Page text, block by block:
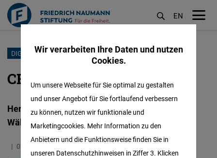
Direkt
Inhalt
EN
DIGITALE WÄHRUNG
CBDC in Vietnam
Herausforderungen bei der Einführung digitaler
Währungen durch die Zentralbank
07.02.2023
Wir verarbeiten Ihre Daten und nutzen
Cookies.
Um unsere Webseite für Sie optimal zu gestalten
und unser Angebot für Sie fortlaufend verbessern
zu können, nutzen wir funktionale und
Marketingcookies. Mehr Information zu den
Anbietern und die Funktionsweise finden Sie in
unseren Datenschutzhinweisen in Ziffer 3. Klicken